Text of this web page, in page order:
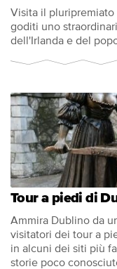
Visita il pluripremiato
goditi uno
dell'Irlanda e del
Tour a piedi di
Ammira Dublino da
visitatori dei tour a
in alcuni dei siti più
storie poco